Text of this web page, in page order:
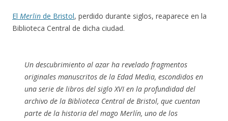
El Merlin de Bristol, perdido durante siglos, reaparece en la
Biblioteca Central de dicha ciudad.
Un descubrimiento al azar ha revelado fragmentos
originales manuscritos de la Edad Media, escondidos en
una serie de libros del siglo XVI en la profundidad del
archivo de la Biblioteca Central de Bristol, que cuentan
parte de la historia del mago Merlín, uno de los